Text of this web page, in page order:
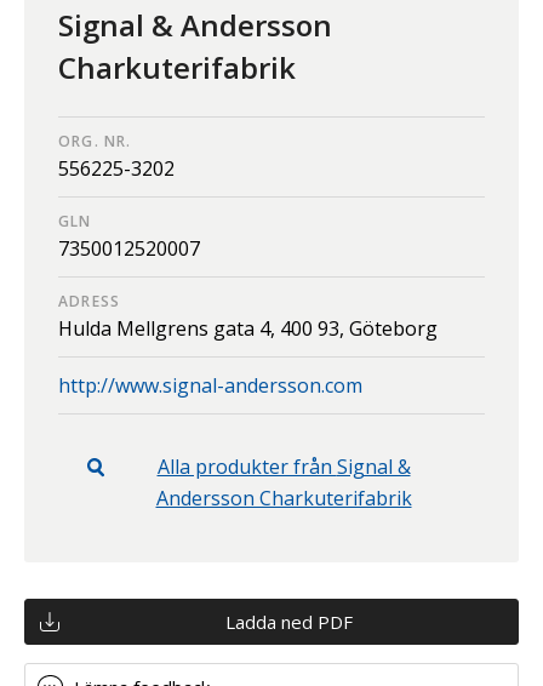
Signal & Andersson
Charkuterifabrik
ORG. NR.
556225-3202
GLN
7350012520007
ADRESS
Hulda Mellgrens gata 4, 400 93, Göteborg
http://www.signal-andersson.com
Alla produkter från Signal &
Andersson Charkuterifabrik
Ladda ned PDF